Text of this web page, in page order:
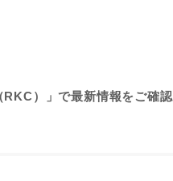
）」で最新情報をご確認